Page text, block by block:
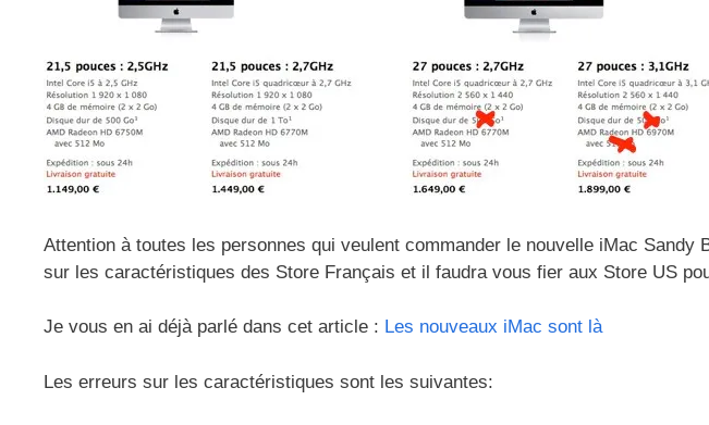
Attention à toutes les personnes qui veulent commander le nouvelle iMac Sandy
sur les caractéristiques des Store Français et il faudra vous fier aux Store US
Je vous en ai déjà parlé dans cet article : Les nouveaux iMac sont là
Les erreurs sur les caractéristiques sont les suivantes: